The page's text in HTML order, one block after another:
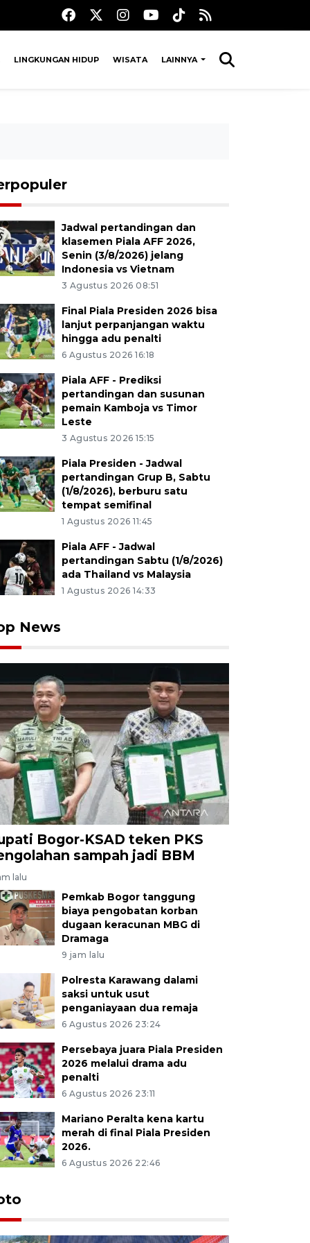
LINGKUNGAN HIDUP WISATA LAINNYA
Jadwal pertandingan dan
klasemen Piala AFF 2026,
Senin (3/8/2026) jelang
Indonesia vs Vietnam
3 Agustus 2026 08:51
Final Piala Presiden 2026 bisa
lanjut perpanjangan waktu
hingga adu penalti
6 Agustus 2026 16:18
Piala AFF - Prediksi
pertandingan dan susunan
pemain Kamboja vs Timor
Leste
3 Agustus 2026 15:15
Piala Presiden - Jadwal
pertandingan Grup B, Sabtu
(1/8/2026), berburu satu
tempat semifinal
1 Agustus 2026 11:45
Piala AFF - Jadwal
pertandingan Sabtu (1/8/2026)
ada Thailand vs Malaysia
1 Agustus 2026 14:33
News
Bogor-KSAD teken PKS
sampah jadi BBM
lalu
Pemkab Bogor tanggung
biaya pengobatan korban
dugaan keracunan MBG di
Dramaga
9 jam lalu
Polresta Karawang dalami
saksi untuk usut
penganiayaan dua remaja
6 Agustus 2026 23:24
Persebaya juara Piala Presiden
2026 melalui drama adu
penalti
6 Agustus 2026 23:11
Mariano Peralta kena kartu
merah di final Piala Presiden
2026.
6 Agustus 2026 22:46